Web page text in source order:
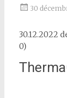
30
30.12.2022
0)